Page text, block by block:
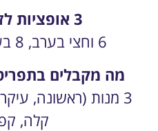
3 אופציות לזמני ארוחות:
6 וחצי בערב, 8 בערב, 9 וחצי בלילה
מה מקבלים
3 מנות (ראשונה,
קלה,